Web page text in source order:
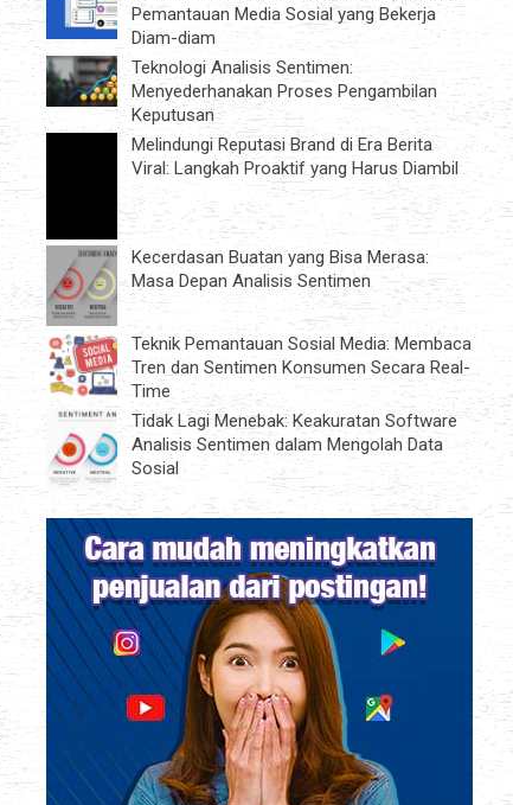
Pemantauan Media Sosial yang Bekerja
Diam-diam
Teknologi Analisis Sentimen:
Menyederhanakan Proses Pengambilan
Keputusan
Melindungi Reputasi Brand di Era Berita
Viral: Langkah Proaktif yang Harus Diambil
Kecerdasan Buatan yang Bisa Merasa:
Masa Depan Analisis Sentimen
Teknik Pemantauan Sosial Media: Membaca
Tren dan Sentimen Konsumen Secara Real-
Time
Tidak Lagi Menebak: Keakuratan Software
Analisis Sentimen dalam Mengolah Data
Sosial